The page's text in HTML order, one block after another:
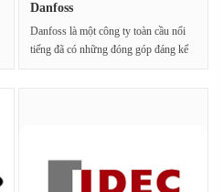
Danfoss
Danfoss là một công ty toàn cầu nổi
tiếng đã có những đóng góp đáng kể